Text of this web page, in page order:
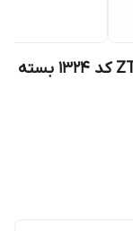
براکت ال ای دی 12 وات شاهچراغ مدل ZTL کد 1324 بسته